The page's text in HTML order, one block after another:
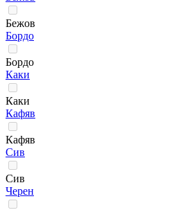
Бежов
Бордо
Бордо
Каки
Каки
Кафяв
Кафяв
Сив
Сив
Черен